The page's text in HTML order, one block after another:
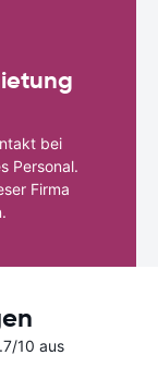
bei
Personal.
Firma
10 aus